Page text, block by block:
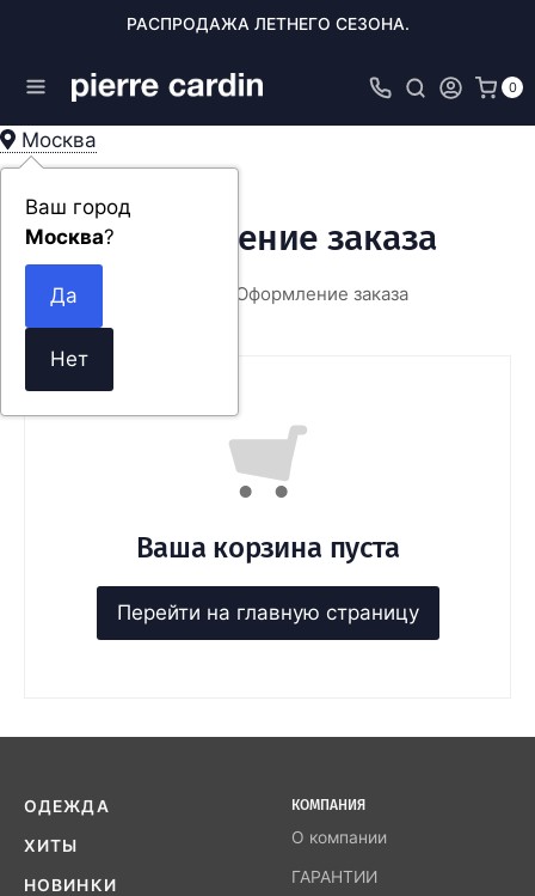
РАСПРОДАЖА ЛЕТНЕГО СЕЗОНА.
0
Москва
Ваш город
Москва?
Оформление заказа
Оформление заказа
Ваша корзина пуста
Перейти на главную страницу
ОДЕЖДА
ХИТЫ
НОВИНКИ
КОМПАНИЯ
О компании
ГАРАНТИИ